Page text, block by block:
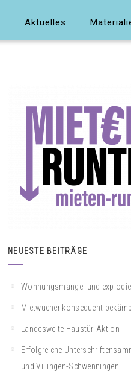
Aktuelles
NEUESTE BEITRÄGE
Wohnungsmangel und
Mietwucher konsequent
Landesweite Haustür-Aktion
Erfolgreiche
und Villingen-Schwenningen